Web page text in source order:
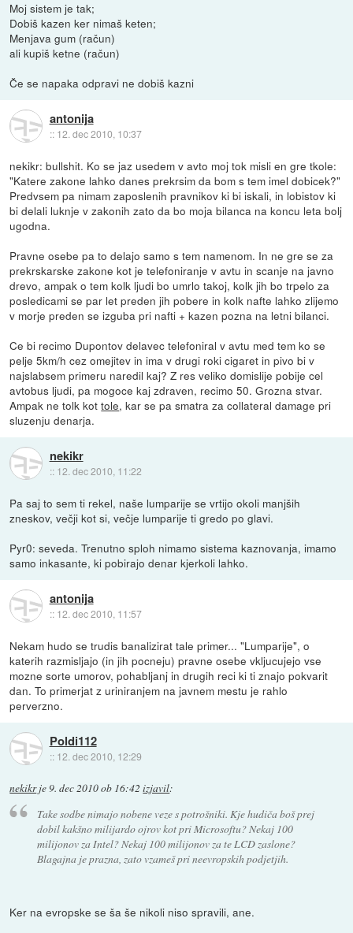
Moj sistem je tak;
Dobiš kazen ker nimaš keten;
Menjava gum (račun)
ali kupiš ketne (račun)
Če se napaka odpravi ne dobiš kazni
antonija
:: 12. dec 2010, 10:37
nekikr: bullshit. Ko se jaz usedem v avto moj tok misli en gre tkole:
"Katere zakone lahko danes prekrsim da bom s tem imel dobicek?"
Predvsem pa nimam zaposlenih pravnikov ki bi iskali, in lobistov ki
bi delali luknje v zakonih zato da bo moja bilanca na koncu leta bolj
ugodna.
Pravne osebe pa to delajo samo s tem namenom. In ne gre se za
prekrskarske zakone kot je telefoniranje v avtu in scanje na javno
drevo, ampak o tem kolk ljudi bo umrlo takoj, kolk jih bo trpelo za
posledicami se par let preden jih pobere in kolk nafte lahko zlijemo
v morje preden se izguba pri nafti + kazen pozna na letni bilanci.
Ce bi recimo Dupontov delavec telefoniral v avtu med tem ko se
pelje 5km/h cez omejitev in ima v drugi roki cigaret in pivo bi v
najslabsem primeru naredil kaj? Z res veliko domislije pobije cel
avtobus ljudi, pa mogoce kaj zdraven, recimo 50. Grozna stvar.
Ampak ne tolk kottole, kar se pa smatra za collateral damage pri
sluzenju denarja.
nekikr
:: 12. dec 2010, 11:22
Pa saj to sem ti rekel, naše lumparije se vrtijo okoli manjših
zneskov, večji kot si, večje lumparije ti gredo po glavi.
Pyr0: seveda. Trenutno sploh nimamo sistema kaznovanja, imamo
samo inkasante, ki pobirajo denar kjerkoli lahko.
antonija
:: 12. dec 2010, 11:57
Nekam hudo se trudis banalizirat tale primer... "Lumparije", o
katerih razmisljajo (in jih pocneju) pravne osebe vkljucujejo vse
mozne sorte umorov, pohabljanj in drugih reci ki ti znajo pokvarit
dan. To primerjat z uriniranjem na javnem mestu je rahlo
perverzno.
Poldi112
:: 12. dec 2010, 12:29
nekikrje9. dec 2010 ob 16:42 izjavil:
Take sodbe nimajo nobene veze s potrošniki. Kje hudiča boš prej
dobil kakšno milijardo ojrov kot pri Microsoftu? Nekaj 100
milijonov za Intel? Nekaj 100 milijonov za te LCD zaslone?
Blagajna je prazna, zato vzameš pri neevropskih podjetjih.
Ker na evropske se ša še nikoli niso spravili, ane.